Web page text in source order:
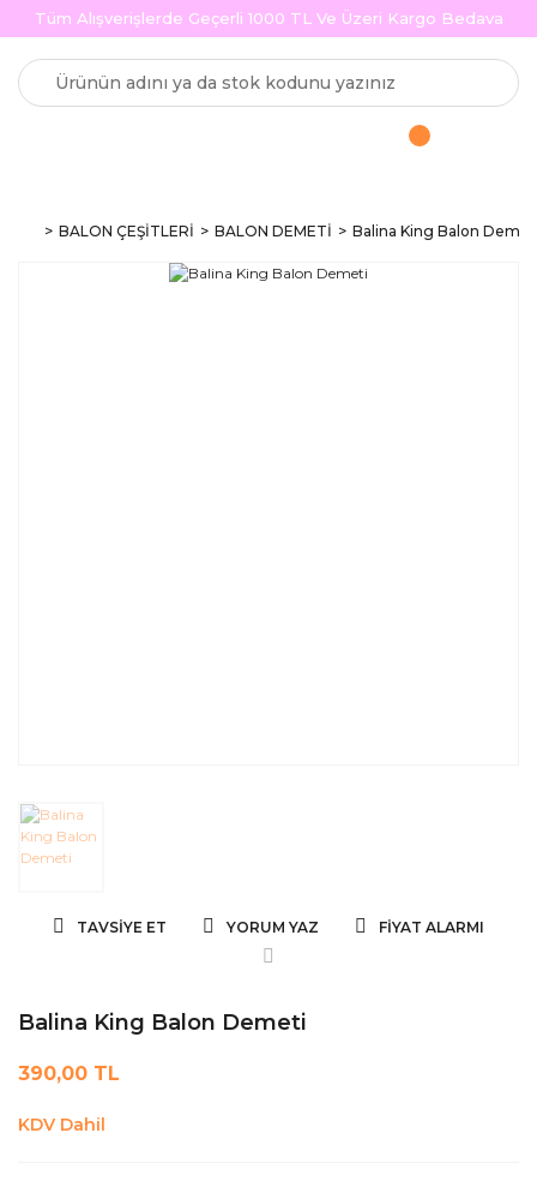
Tüm Alışverişlerde Geçerli 1000 TL Ve Üzeri Kargo Bedava
BALON ÇEŞİTLERİ BALON DEMETİ Balina King Balon
TAVSIYE ET YORUM YAZ FIYAT ALARMI
Balina King Balon Demeti
390,00 TL
KDV Dahil